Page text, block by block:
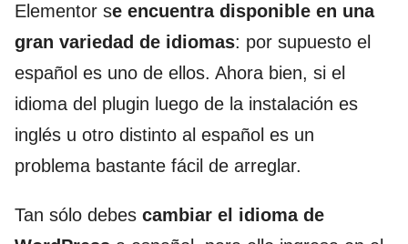
Elementor se encuentra disponible en una
gran variedad de idiomas: por supuesto el
español es uno de ellos. Ahora bien, si el
idioma del plugin luego de la instalación es
inglés u otro distinto al español es un
problema bastante fácil de arreglar.
Tan sólo debes cambiar el idioma de